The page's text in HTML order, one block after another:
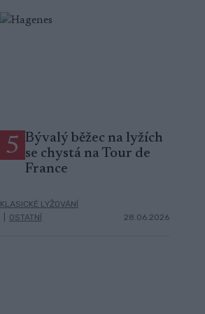
5 Bývalý běžec na lyžích
se chystá na Tour de
France
KLASICKÉ LYŽOVÁNÍ
OSTATNÍ 28.06.2026